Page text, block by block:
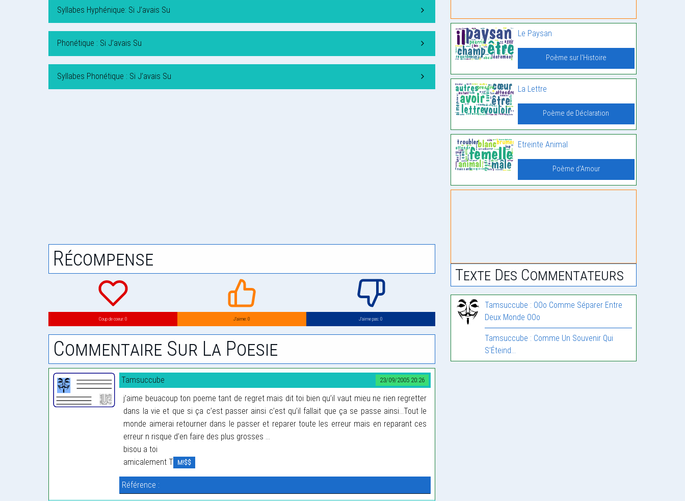
Syllabes Hyphénique: Si J’avais Su
Phonétique : Si J’avais Su
Syllabes Phonétique : Si J’avais Su
Récompense
Coup de coeur: 0 J’aime: 0 J’aime pas: 0
Commentaire Sur La Poesie
23/09/2005 20:26
Tamsuccube
j’aime beuacoup ton poeme tant de regret mais dit toi bien qu’il vaut mieu ne rien regretter
dans la vie et que si ça c’est passer ainsi c’est qu’il fallait que ça se passe ainsi...Tout le
monde aimerai retourner dans le passer et reparer toute les erreur mais en reparant ces
erreur n risque d’en faire des plus grosses ...
bisou a toi
amicalement T M!$$
Référence :
Le Paysan
Poème sur l'Histoire
La Lettre
Poème de Déclaration
Etreinte Animal
Poème d'Amour
Texte Des Commentateurs
Tamsuccube : OOo Comme Séparer Entre
Deux Monde OOo
Tamsuccube : Comme Un Souvenir Qui
S’Éteind…